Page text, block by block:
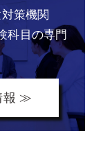
策機関
科目の専門
報 ≫